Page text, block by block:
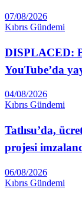
07/08/2026
Kıbrıs Gündemi
DISPLACED:
YouTube’da
04/08/2026
Kıbrıs Gündemi
Tatlısu’da,
projesi
06/08/2026
Kıbrıs Gündemi